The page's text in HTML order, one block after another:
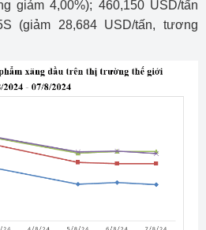
giảm 4,00%); 460,150 USD/tấn
(giảm 28,684 USD/tấn, tương